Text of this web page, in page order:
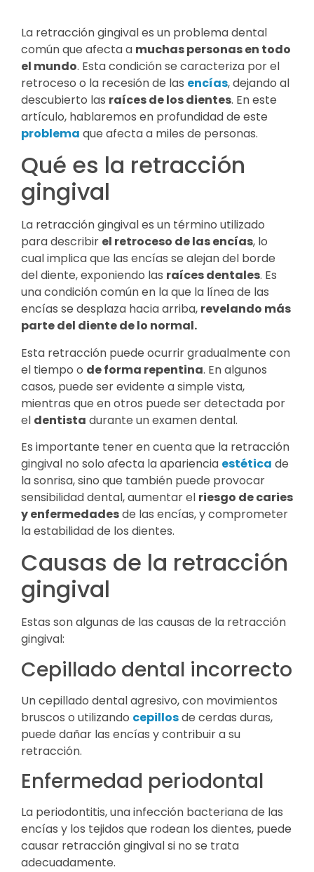
La retracción gingival es un problema dental
común que afecta a muchas personas en todo
el mundo. Esta condición se caracteriza por el
retroceso o la recesión de las encías, dejando al
descubierto las raíces de los dientes. En este
artículo, hablaremos en profundidad de este
problema que afecta a miles de personas.
Qué es la retracción
gingival
La retracción gingival es un término utilizado
para describir el retroceso de las encías, lo
cual implica que las encías se alejan del borde
del diente, exponiendo las raíces dentales. Es
una condición común en la que la línea de las
encías se desplaza hacia arriba, revelando más
parte del diente de lo normal.
Esta retracción puede ocurrir gradualmente con
el tiempo o de forma repentina. En algunos
casos, puede ser evidente a simple vista,
mientras que en otros puede ser detectada por
el dentista durante un examen dental.
Es importante tener en cuenta que la retracción
gingival no solo afecta la apariencia estética de
la sonrisa, sino que también puede provocar
sensibilidad dental, aumentar el riesgo de caries
y enfermedadesde las encías, y comprometer
la estabilidad de los dientes.
Causas de la retracción
gingival
Estas son algunas de las causas de la retracción
gingival:
Cepillado dental incorrecto
Un cepillado dental agresivo, con movimientos
bruscos o utilizando cepillosde cerdas duras,
puede dañar las encías y contribuir a su
retracción.
Enfermedad periodontal
La periodontitis, una infección bacteriana de las
encías y los tejidos que rodean los dientes, puede
causar retracción gingival si no se trata
adecuadamente.